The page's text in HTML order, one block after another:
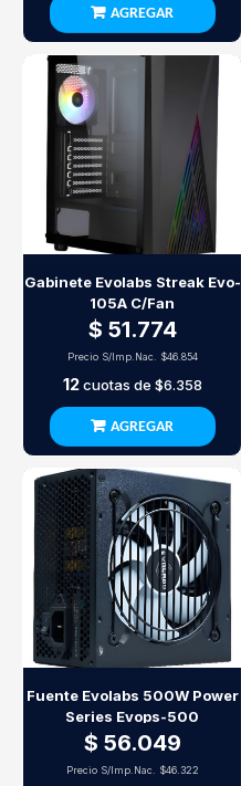
AGREGAR
Gabinete Evolabs Streak Evo-
105A C/Fan
$ 51.774
Precio S/Imp.Nac. $46.854
12cuotas de $6.358
AGREGAR
Fuente Evolabs 500W Power
Series Evops-500
$ 56.049
Precio S/Imp.Nac. $46.322